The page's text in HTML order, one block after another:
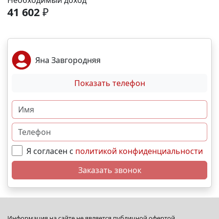
спортивные площадки. Благоустройство -
ландшафтный дизайн с зонами отдыха; -
комплексы для разных возрастов; - места для выгула
собак; - видеонаблюдение и КПП для безопасности.
Преимущества - сбалансированное сочетание цены
и качества; - развитая социальная инфраструктура в
шаговой доступности; - продуманное дворовое
пространство; - гибкая система рассрочек и
ипотечных программ. N5553
41 602 ₽
Яна Завгородняя
Показать телефон
Я согласен с политикой конфиденциальности
Заказать звонок